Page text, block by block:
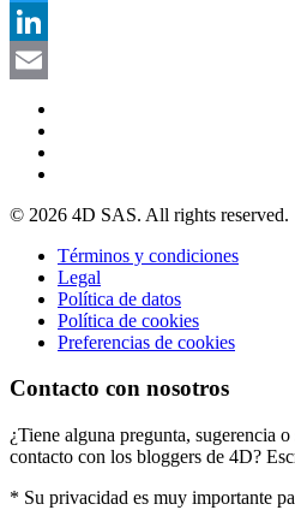
Twitter
LinkedIn
© 2026 4D SAS. All rights reserved.
Términos y condiciones
Legal
Política de datos
Política de cookies
Preferencias de cookies
Contacto con nosotros
¿Tiene alguna pregunta, sugerencia
contacto con los bloggers de 4D?
* Su privacidad es muy importante